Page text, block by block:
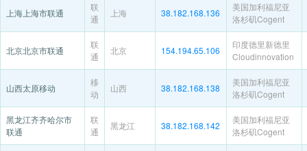
上海上海市联通
联
通
上海 38.182.168.136
美国加利福尼亚
洛杉矶Cogent
北京北京市联通
联
通
北京 154.194.65.106
印度德里新德里
Cloudinnovation
山西太原移动
移
动
山西 38.182.168.138
美国加利福尼亚
洛杉矶Cogent
黑龙江齐齐哈尔市
联通
联
通
黑龙江 38.182.168.142
美国加利福尼亚
洛杉矶Cogent